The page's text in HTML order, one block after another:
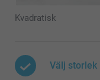
Kvadratisk
Välj storlek